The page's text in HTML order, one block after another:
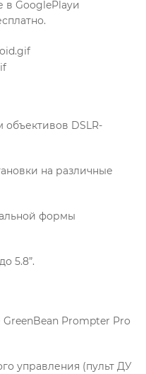
в GooglePlayи
DSLR-
на различные
формы
5.8”.
Prompter Pro
управления (пульт ДУ